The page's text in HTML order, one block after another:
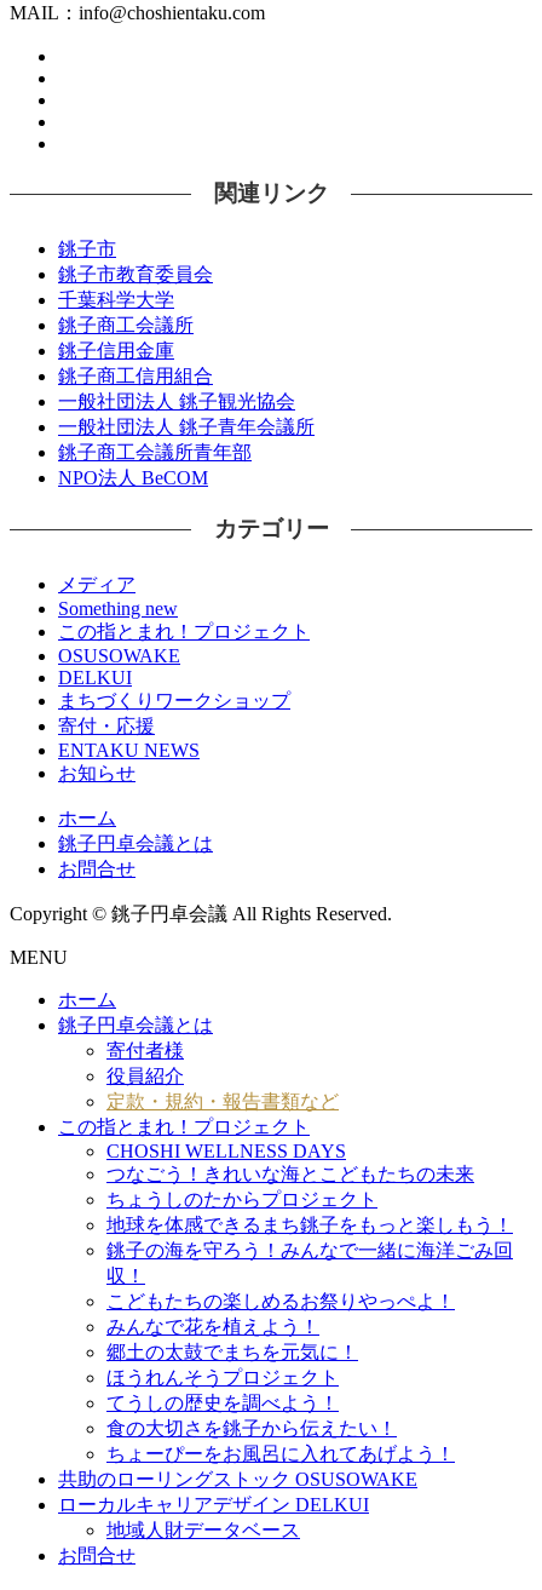
MAIL：info@choshientaku.com
関連リンク
銚子市
銚子市教育委員会
千葉科学大学
銚子商工会議所
銚子信用金庫
銚子商工信用組合
一般社団法人 銚子観光協会
一般社団法人 銚子青年会議所
銚子商工会議所青年部
NPO法人 BeCOM
カテゴリー
メディア
Something new
この指とまれ！プロジェクト
OSUSOWAKE
DELKUI
まちづくりワークショップ
寄付・応援
ENTAKU NEWS
お知らせ
ホーム
銚子円卓会議とは
お問合せ
Copyright © 銚子円卓会議 All Rights Reserved.
MENU
ホーム
銚子円卓会議とは
寄付者様
役員紹介
定款・規約・報告書類など
この指とまれ！プロジェクト
CHOSHI WELLNESS DAYS
つなごう！きれいな海とこどもたちの未来
ちょうしのたからプロジェクト
地球を体感できるまち銚子をもっと楽しもう！
銚子の海を守ろう！みんなで一緒に海洋ごみ回
収！
こどもたちの楽しめるお祭りやっぺよ！
みんなで花を植えよう！
郷土の太鼓でまちを元気に！
ほうれんそうプロジェクト
てうしの歴史を調べよう！
食の大切さを銚子から伝えたい！
ちょーぴーをお風呂に入れてあげよう！
共助のローリングストック OSUSOWAKE
ローカルキャリアデザイン DELKUI
地域人財データベース
お問合せ